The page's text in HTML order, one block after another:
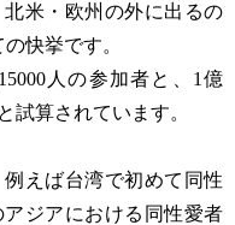
米・欧州の外に出るの
の快挙です。
人の参加者と、1億
試算されています。
えば台湾で初めて同性
ジアにおける同性愛者